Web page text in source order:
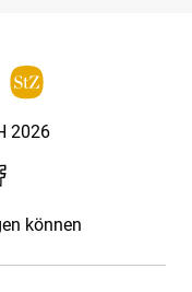
2026
können